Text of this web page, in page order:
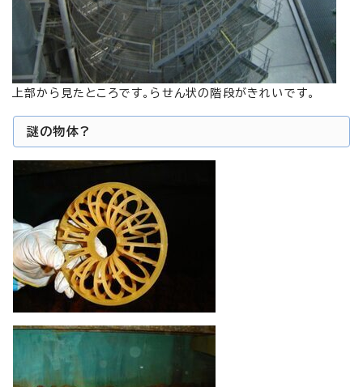
上部から見たところです。らせん状の階段がきれいです。
謎の物体?